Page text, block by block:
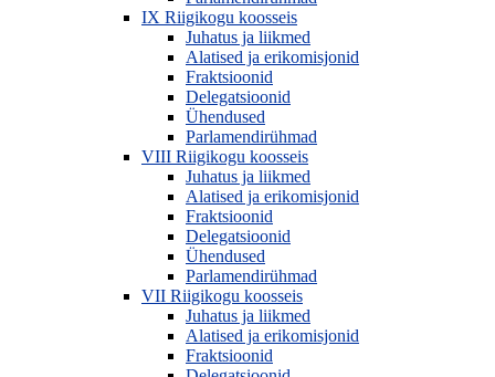
IX Riigikogu koosseis
Juhatus ja liikmed
Alatised ja erikomisjonid
Fraktsioonid
Delegatsioonid
Ühendused
Parlamendirühmad
VIII Riigikogu koosseis
Juhatus ja liikmed
Alatised ja erikomisjonid
Fraktsioonid
Delegatsioonid
Ühendused
Parlamendirühmad
VII Riigikogu koosseis
Juhatus ja liikmed
Alatised ja erikomisjonid
Fraktsioonid